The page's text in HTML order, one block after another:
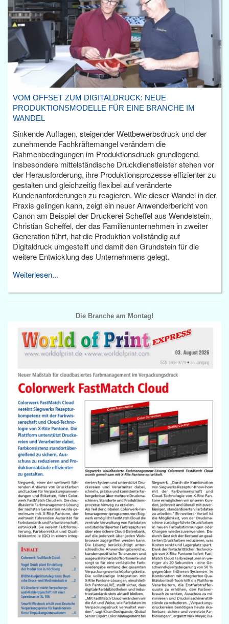
VOM OFFSET ZUM DIGITALDRUCK: NEUE
PRODUKTIONSMODELLE FÜR EINE BRANCHE IM
WANDEL
Sinkende Auflagen, steigender Wettbewerbsdruck und der
zunehmende Fachkräftemangel verändern die
Rahmenbedingungen im Produktionsdruck grundlegend.
Insbesondere mittelständische Druckdienstleister stehen vor
der Herausforderung, ihre Produktionsprozesse effizienter zu
gestalten und gleichzeitig flexibel auf veränderte
Kundenanforderungen zu reagieren. Wie dieser Wandel in der
Praxis gelingen kann, zeigt ein neuer Anwenderbericht von
Canon am Beispiel der Druckerei Scheffel aus Wendelstein.
Christian Scheffel, der das Familienunternehmen in zweiter
Generation führt, hat die Produktion vollständig auf
Digitaldruck umgestellt und damit den Grundstein für die
weitere Entwicklung des Unternehmens gelegt.
Weiterlesen...
Die Branche am Montag!